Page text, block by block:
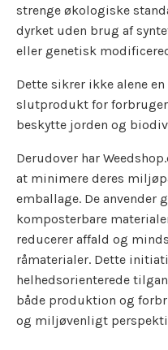
strenge økologiske
dyrket uden brug af
eller genetisk
Dette sikrer ikke alene
slutprodukt for
beskytte jorden og
Derudover har
at minimere deres
emballage. De anvender
komposterbare
reducerer affald og
råmaterialer. Dette
helhedsorienterede
både produktion og
og miljøvenligt